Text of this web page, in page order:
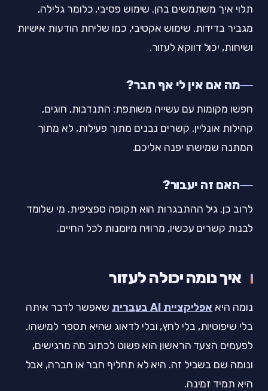
תלוי איך משתמשים בהן. שימוש פסיבי, כלומר גלילה,
מגביר בדידות. שימוש אקטיבי, כמו שליחת הודעות אישיות
ושיחות, יכול דווקא לעזור.
מה אם אין לי אף חבר?
חפשו מקומות עם עשייה משותפת: התנדבות, חוגים,
קהילות אונליין. קשרים נבנים מתוך פעילות, לא מתוך
המתנה שמישהו יפנה אליכם.
האם זה יעבור?
לרוב כן. גיל ההתבגרות הוא תקופה ספציפית. מי שלומד
לבנות קשרים עכשיו, מרוויח מיומנות לכל החיים.
איך נומה יכולה לעזור
נומה היא אפליקציית AI בעברית
שאפשר לדבר איתה
בלי שיפוטיות, בלי לחץ, ובלי לדאוג שהיא תספר למישהו.
לפעמים הצעד הראשון הוא פשוט לכתוב מה מרגישים,
ונומה שם בשביל זה. היא לא תחליף חבר או חברה, אבל
היא תמיד זמינה.